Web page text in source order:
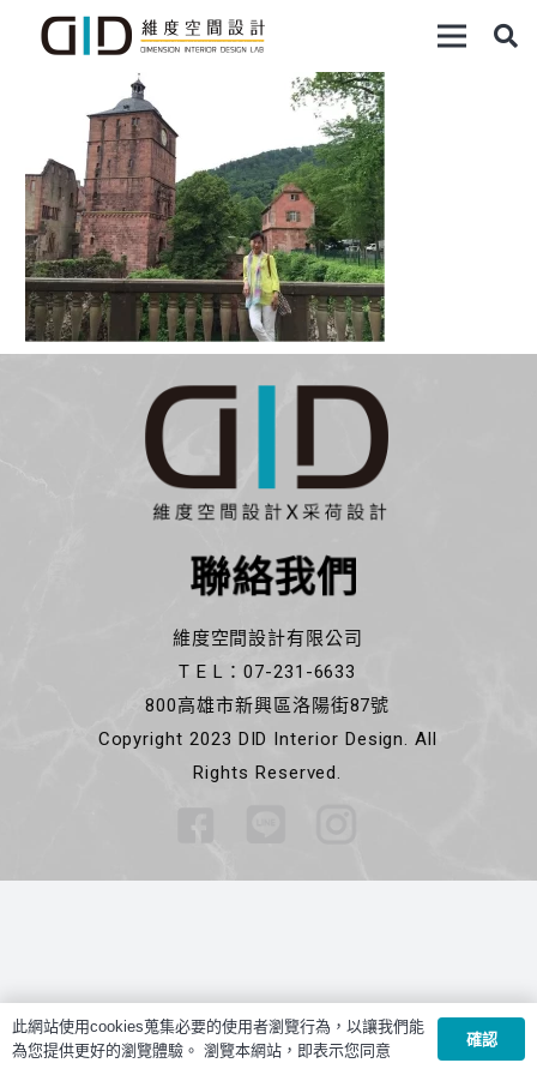
聯絡我們
維度空間設計有限公司
T E L：07-231-6633
800高雄市新興區洛陽街87號
Copyright 2023 DID Interior Design. All
Rights Reserved.
此網站使用cookies蒐集必要的使用者瀏覽行為，以讓我們能
為您提供更好的瀏覽體驗。 瀏覽本網站，即表示您同意
確認